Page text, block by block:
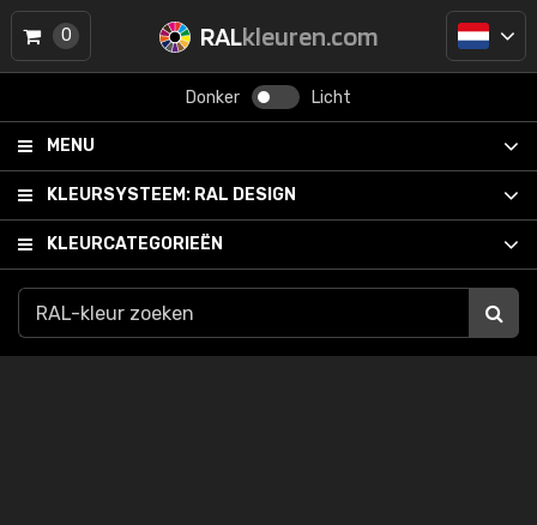
RALkleuren.com
Donker Licht
MENU
KLEURSYSTEEM: RAL DESIGN
KLEURCATEGORIEËN
0